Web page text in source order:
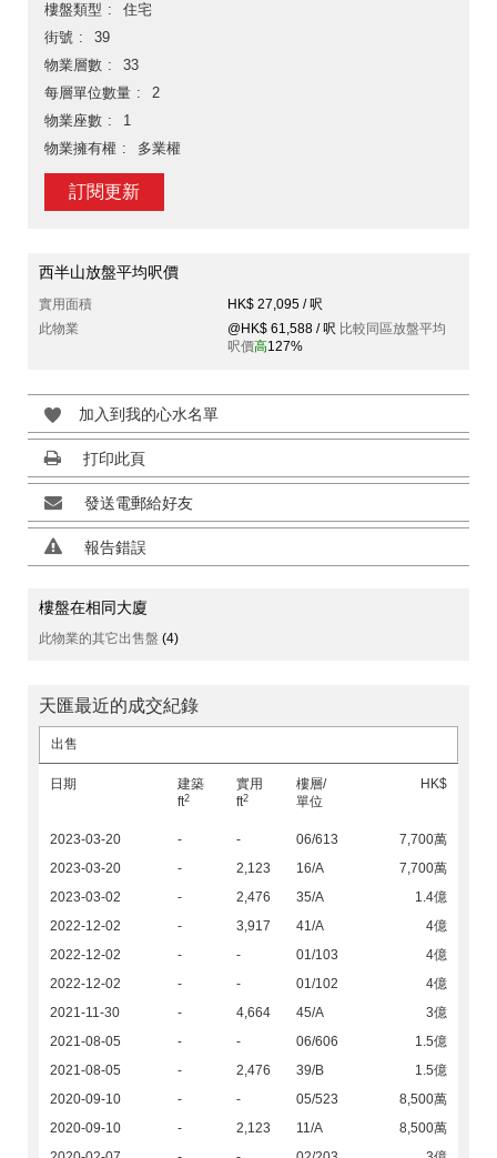
樓盤類型
住宅
街號
39
物業層數
33
每層單位數量
2
物業座數
1
物業擁有權
多業權
訂閱更新
西半山放盤平均呎價
實用面積
HK$ 27,095 / 呎
此物業
@HK$ 61,588 / 呎 比較同區放盤平均
呎價高127%
加入到我的心水名單
打印此頁
發送電郵給好友
報告錯誤
樓盤在相同大廈
此物業的其它出售盤 (4)
天匯最近的成交紀錄
出售
日期
建築
ft2
實用
ft2
樓層/
單位
HK$
2023-03-20 - - 06/613
7,700萬
2023-03-20
- 2,123 16/A
7,700萬
2023-03-02
- 2,476 35/A
1.4億
2022-12-02
- 3,917 41/A
4億
2022-12-02
- - 01/103
4億
2022-12-02
- - 01/102
4億
2021-11-30
- 4,664 45/A
3億
2021-08-05
- - 06/606
1.5億
2021-08-05
- 2,476 39/B
1.5億
2020-09-10
- - 05/523
8,500萬
2020-09-10
- 2,123 11/A
8,500萬